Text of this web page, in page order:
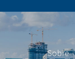
Sobre